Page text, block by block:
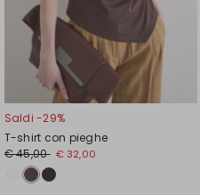
Saldi -29%
T-shirt con pieghe
€ 45,00 € 32,00